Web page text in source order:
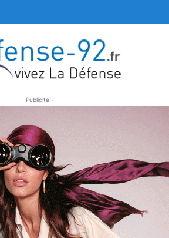
- Publicité -